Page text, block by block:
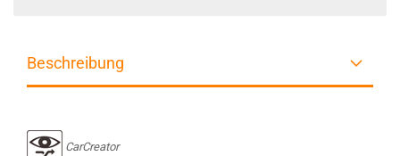
Beschreibung
CarCreator